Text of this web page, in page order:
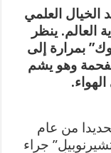
العلمي
العالم. ينظر
بمرارة إلى
وهو يشم
من عام
جراء